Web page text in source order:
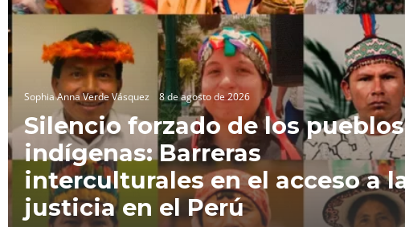
Sophia Anna Verde Vásquez 8 de agosto de 2026
Silencio forzado de los pueblos
indígenas: Barreras
interculturales en el acceso a
justicia en el Perú